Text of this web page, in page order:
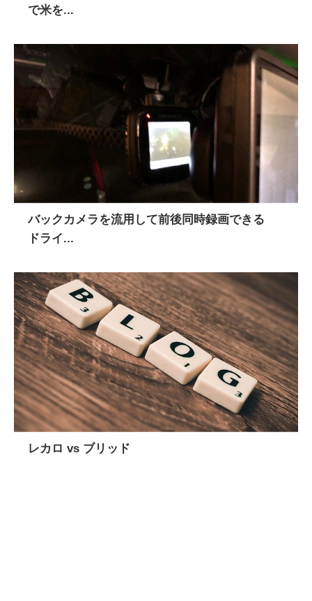
で米を...
バックカメラを流用して前後同時録画できる
ドライ...
レカロ vs ブリッド